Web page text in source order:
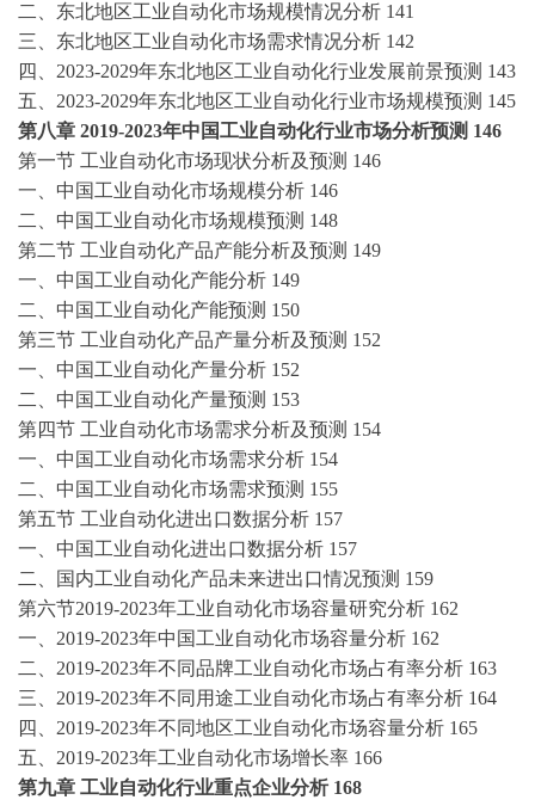
二、东北地区工业自动化市场规模情况分析 141
三、东北地区工业自动化市场需求情况分析 142
四、 2023-2029年东北地区工业自动化行业发展前景预测 143
五、 2023-2029年东北地区工业自动化行业市场规模预测 145
第八章 2019-2023年中国工业自动化行业市场分析预测 146
第一节 工业自动化市场现状分析及预测 146
一、中国工业自动化市场规模分析 146
二、中国工业自动化市场规模预测 148
第二节 工业自动化产品产能分析及预测 149
一、中国工业自动化产能分析 149
二、中国工业自动化产能预测 150
第三节 工业自动化产品产量分析及预测 152
一、中国工业自动化产量分析 152
二、中国工业自动化产量预测 153
第四节 工业自动化市场需求分析及预测 154
一、中国工业自动化市场需求分析 154
二、中国工业自动化市场需求预测 155
第五节 工业自动化进出口数据分析 157
一、中国工业自动化进出口数据分析 157
二、国内工业自动化产品未来进出口情况预测 159
第六节2019-2023年工业自动化市场容量研究分析 162
一、 2019-2023年中国工业自动化市场容量分析 162
二、 2019-2023年不同品牌工业自动化市场占有率分析 163
三、 2019-2023年不同用途工业自动化市场占有率分析 164
四、 2019-2023年不同地区工业自动化市场容量分析 165
五、 2019-2023年工业自动化市场增长率 166
第九章 工业自动化行业重点企业分析 168